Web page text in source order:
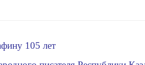
105 лет